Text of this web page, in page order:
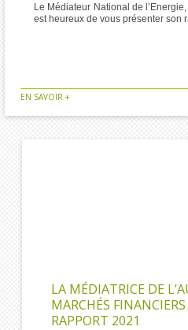
Le Médiateur National de
est heureux de vous présenter son
EN SAVOIR +
LA MÉDIATRICE DE
MARCHÉS
RAPPORT 2021